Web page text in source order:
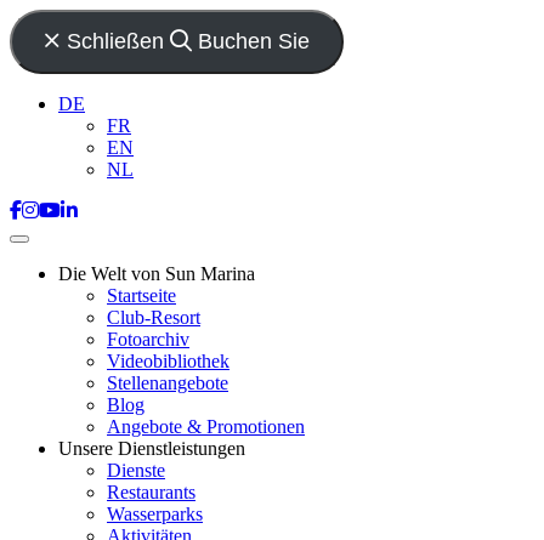
Schließen Buchen Sie
DE
FR
EN
NL
Die Welt von Sun Marina
Startseite
Club-Resort
Fotoarchiv
Videobibliothek
Stellenangebote
Blog
Angebote & Promotionen
Unsere Dienstleistungen
Dienste
Restaurants
Wasserparks
Aktivitäten